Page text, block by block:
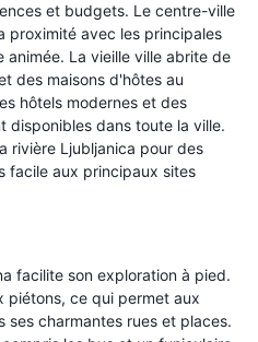
et budgets. Le centre-ville
proximité avec les principales
La vieille ville abrite de
des maisons d'hôtes au
hôtels modernes et des
disponibles dans toute la ville.
rivière Ljubljanica pour des
facile aux principaux sites
facilite son exploration à pied.
piétons, ce qui permet aux
ses charmantes rues et places.